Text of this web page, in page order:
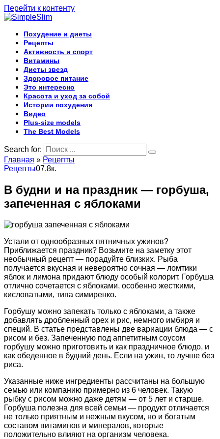
Перейти к контенту
Похудение и диеты
Рецепты
Активность и спорт
Витамины
Диеты звезд
Здоровое питание
Это интересно
Красота и уход за собой
Истории похудения
Видео
Plus-size models
The Best Models
Search for:
Главная » Рецепты
Рецепты07.8к.
В будни и на праздник — горбуша,
запеченная с яблоками
Устали от однообразных пятничных ужинов?
Приближается праздник? Возьмите на заметку этот
необычный рецепт — порадуйте близких. Рыба
получается вкусная и невероятно сочная — ломтики
яблок и лимона придают блюду особый колорит. Горбуша
отлично сочетается с яблоками, особенно жесткими,
кисловатыми, типа симиренко.
Горбушу можно запекать только с яблоками, а также
добавлять дробленный орех и рис, немного имбиря и
специй. В статье представлены две вариации блюда — с
рисом и без. Запеченную под аппетитным соусом
горбушу можно приготовить и как праздничное блюдо, и
как обеденное в будний день. Если на ужин, то лучше без
риса.
Указанные ниже ингредиенты рассчитаны на большую
семью или компанию примерно из 6 человек. Такую
рыбку с рисом можно даже детям — от 5 лет и старше.
Горбуша полезна для всей семьи — продукт отличается
не только приятным и нежным вкусом, но и богатым
составом витаминов и минералов, которые
положительно влияют на организм человека.